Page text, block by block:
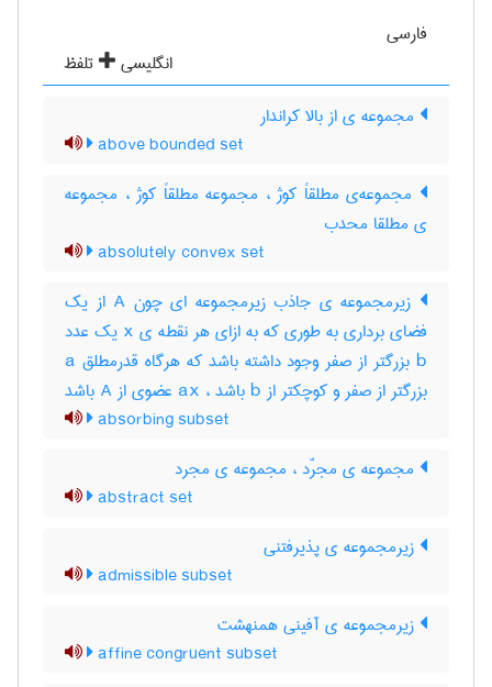
فارسی
انگلیسی
تلفظ
مجموعه ی از بالا کراندار
above bounded set
مجموعه‌ی مطلقاً کوژ ، مجموعه مطلقاً کوژ ، مجموعه
ی مطلقا محدب
absolutely convex set
زیرمجموعه ی جاذب زیرمجموعه ای چون A از یک
فضای برداری به طوری که به ازای هر نقطه ی x یک عدد
b بزرگتر از صفر وجود داشته باشد که هرگاه قدرمطلق a
بزرگتر از صفر و کوچکتر از b باشد ، ax عضوی از A باشد
absorbing subset
مجموعه ی مجرّد ، مجموعه ی مجرد
abstract set
زیرمجموعه ی پذیرفتنی
admissible subset
زیرمجموعه ی آفینی همنهشت
affine congruent subset